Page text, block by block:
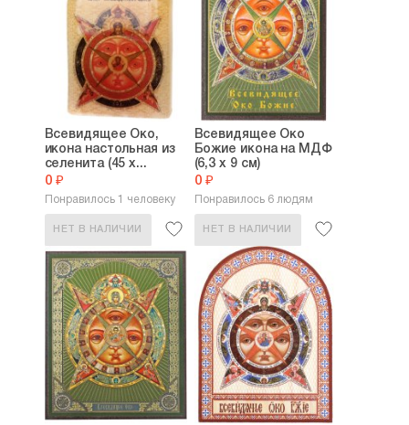
Всевидящее Око,
икона настольная из
селенита (45 х...
0 ₽
Понравилось 1 человеку
НЕТ В НАЛИЧИИ
Всевидящее Око
Божие икона на МДФ
(6,3 х 9 см)
0 ₽
Понравилось 6 людям
НЕТ В НАЛИЧИИ